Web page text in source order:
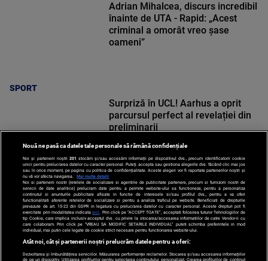
SPORT
Adrian Mihalcea, discurs incredibil
înainte de UTA - Rapid: „Acest
criminal a omorât vreo șase
oameni”
SPORT
Surpriză în UCL! Aarhus a oprit
parcursul perfect al revelației din
preliminarii
Nouă ne pasă ca datele tale personale să rămână confidențiale
Noi și partenerii noștri 201 stocăm și/sau accesăm informații pe dispozitivul dvs., precum identificatorii cookie
unici pentru prelucrarea datelor cu caracter personal. Puteți accepta sau gestiona alegerile dvs. făcând clic mai jos
sau în orice moment, pe pagina cu politica de confidențialitate. Aceste alegeri vor fi raportate partenerilor noștri și
nu vă vor afecta navigarea.
Mai multe detalii
Noi si partenerii nostri (retelele de socializare si agentiile de publicitate partenere, precum si furnizorii nostri de
servicii de date analitice) prelucram date pentru a permite website-ului sa functioneze, pentru a personaliza
continutul si anunturile publicitare afisate in functie de interesele si/sau profilul dvs., pentru a va oferi
functionalitati aferente retelelor de socializare si pentru a analiza traficul pe website. Beneficiati de drepturile
prevazute de art. 15-22 din GDPR in legatura cu prelucrarea datelor cu caracter personal. Aceste drepturi pot fi
exercitate prin modalitatea indicataaici . Prin click pe “ACCEPT TOATE”, acceptati folosirea tuturor Tehnologiilor de
tip Cookie, care implica inclusiv acceptul dvs. cu privire la stocarea/accesarea informatiilor de catre Vendor-ii cu
care colaboram. Prin click pe “VREAU SA MODIFIC SETARILE INDIVIDUAL” puteti schimba preferintele in mod
individual, mai putin cele legate de cookie strict necesare pentru functionarea website-ului.
Atât noi, cât și partenerii noștri prelucrăm datele pentru a oferi:
Dezvoltarea și îmbunătățirea serviciilor. Măsurarea performanței reclamelor. Stocarea și/sau accesarea informațiilor
de pe un dispozitiv. Utilizarea profilurilor pentru selectarea conținutului personalizat. Crearea profilurilor de conținut